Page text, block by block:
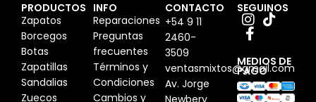
PRODUCTOS
Zapatos
Borcegos
Botas
Zapatillas
Sandalias
Zuecos
INFO
Reparaciones
Preguntas
frecuentes
Términos y
Condiciones
Cambios y
CONTACTO
+54 9 11
2460-
3509
ventasmixtos@gmail.com
Av. Jorge
Newbery
SEGUINOS
MEDIOS DE
PAGO